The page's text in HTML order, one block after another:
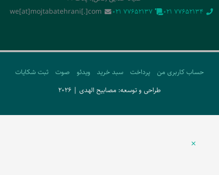
‭021 77652134‬
‭021 77652137‬
we[at]mojtabatehrani[.]com
حساب کاربری من پرداخت سبد خرید ویدئو صوت
ثبت شکایات
طراحی و توسعه: مصابیح الهدی | 2026